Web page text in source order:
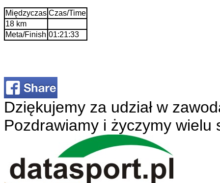
Międzyczas Czas/Time
18 km
Meta/Finish 01:21:33
Dziękujemy za udział w
Pozdrawiamy i życzymy wielu